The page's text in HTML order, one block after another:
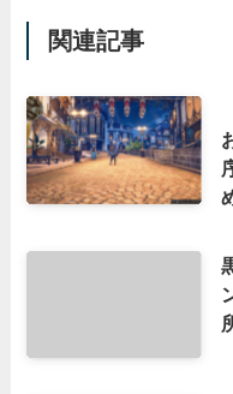
関連記事